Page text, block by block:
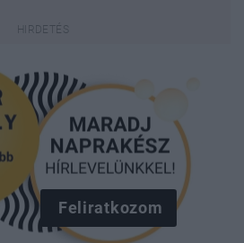
Feliratkozom